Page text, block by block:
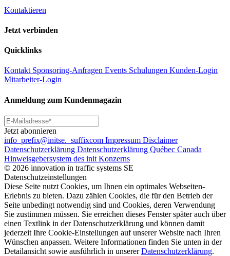
Kontaktieren
Jetzt verbinden
Quicklinks
Kontakt Sponsoring-Anfragen Events Schulungen Kunden-Login
Mitarbeiter-Login
Anmeldung zum Kundenmagazin
Jetzt abonnieren
info _prefix@initse. _suffixcom Impressum Disclaimer
Datenschutzerklärung Datenschutzerklärung Québec Canada
Hinweisgebersystem des init Konzerns
© 2026 innovation in traffic systems SE
Datenschutzeinstellungen
Diese Seite nutzt Cookies, um Ihnen ein optimales Webseiten-
Erlebnis zu bieten. Dazu zählen Cookies, die für den Betrieb der
Seite unbedingt notwendig sind und Cookies, deren Verwendung
Sie zustimmen müssen. Sie erreichen dieses Fenster später auch über
einen Textlink in der Datenschutzerklärung und können damit
jederzeit Ihre Cookie-Einstellungen auf unserer Website nach Ihren
Wünschen anpassen. Weitere Informationen finden Sie unten in der
Detailansicht sowie ausführlich in unsererDatenschutzerklärung.